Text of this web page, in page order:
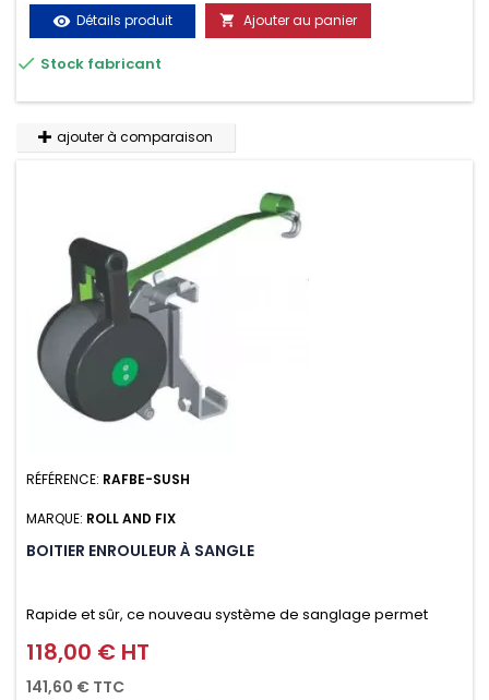
visibility Détails produit  Ajouter au panier
 Stock fabricant
ajouter à comparaison
RÉFÉRENCE: RAFBE-SUSH
MARQUE: ROLL AND FIX
BOITIER ENROULEUR À SANGLE
Rapide et sûr, ce nouveau système de sanglage permet
d’arrimer le chargement sur la galerie en moins d’une
minute.
Prix
118,00 € HT
141,60 € TTC